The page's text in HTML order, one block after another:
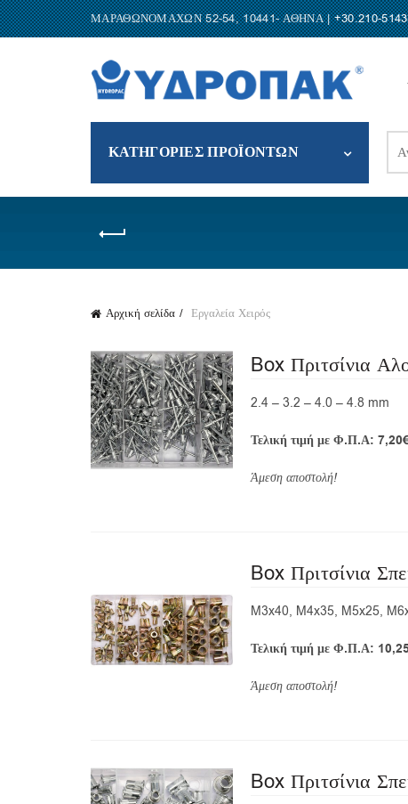
ΜΑΡΑΘΩΝΟΜΑΧΩΝ 52-54, 10441- ΑΘΗΝΑ |+30.210-
ΚΑΤΗΓΟΡΙΕΣ ΠΡΟΪΟΝΤΩΝ
for:
Αρχική σελίδα Εργαλεία Χειρός
Box Πριτσίνια
2.4 – 3.2 – 4.0 – 4.8 mm
Τελική τιμή με Φ.Π.Α:
Άμεση αποστολή!
Box Πριτσίνια
M3x40, M4x35, M5x25,
Τελική τιμή με Φ.Π.Α:
Άμεση αποστολή!
Box Πριτσίνια